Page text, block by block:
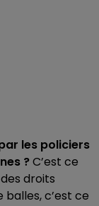
les policiers
?C’est ce
droits
balles, c’est ce